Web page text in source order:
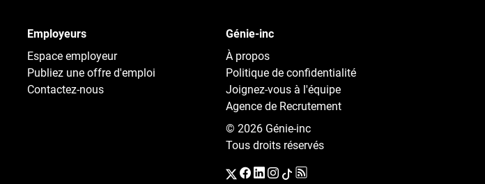
Employeurs
Espace employeur
Publiez une offre d'emploi
Contactez-nous
Génie-inc
À propos
Politique de confidentialité
Joignez-vous à l'équipe
Agence de Recrutement
© 2026 Génie-inc
Tous droits réservés